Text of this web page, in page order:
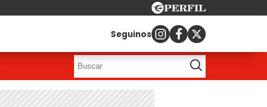
Seguinos